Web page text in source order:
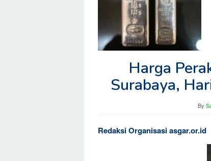
Harga
Surabaya,
By
Redaksi Organisasi asgar.or.id